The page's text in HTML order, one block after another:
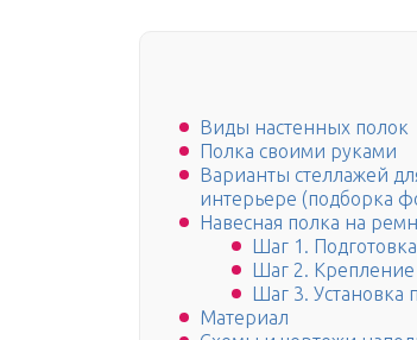
Виды настенных полок
Полка своими руками
Варианты стеллажей
интерьере (подборка
Навесная полка на
Шаг 1.
Шаг 2.
Шаг 3. Установка
Материал